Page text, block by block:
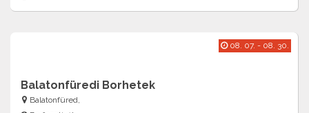
08. 07. - 08. 30.
Balatonfüredi Borhetek
Balatonfüred,